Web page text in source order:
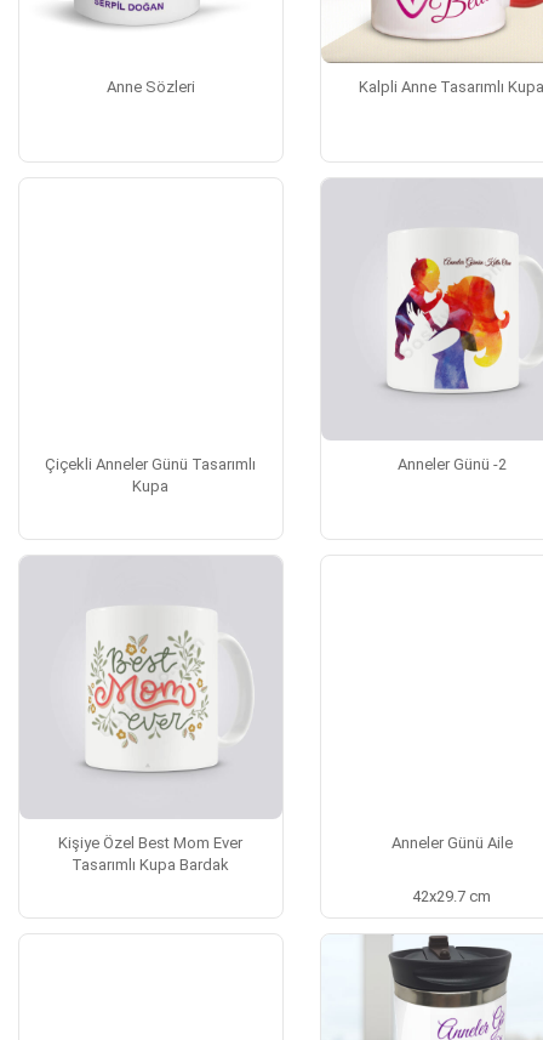
Anne Sözleri Kalpli Anne Tasarımlı
Çiçekli Anneler Günü Tasarımlı
Kupa
Anneler Günü -2
Kişiye Özel Best Mom Ever
Tasarımlı Kupa Bardak
Anneler Günü Aile
42x29.7 cm